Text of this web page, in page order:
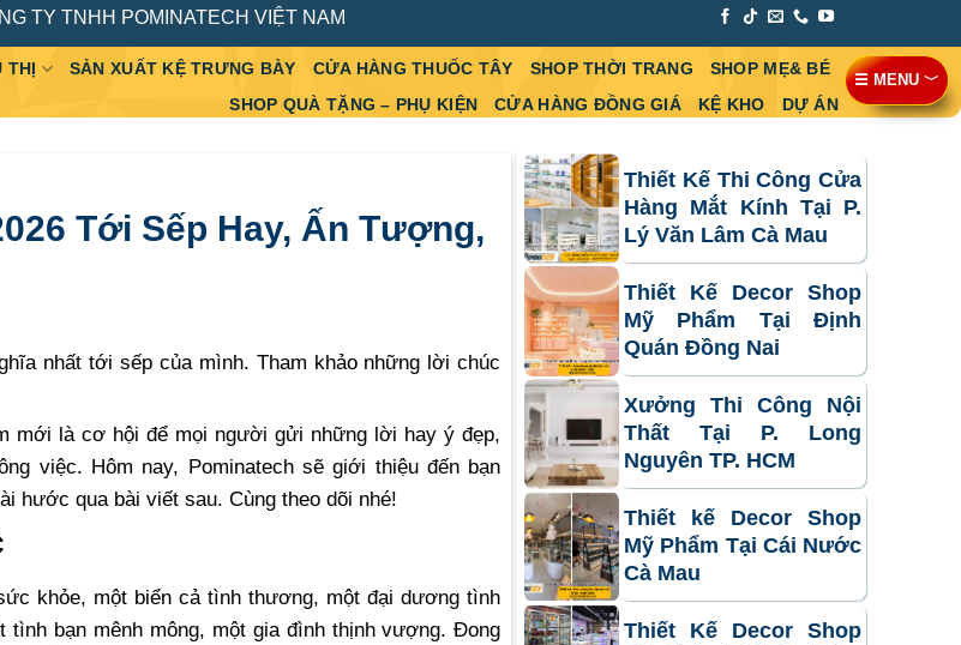
TY TNHH POMINATECH VIỆT NAM
THỊ SẢN XUẤT KỆ TRƯNG BÀY CỬA HÀNG THUỐC TÂY SHOP THỜI TRANG
SHOP MẸ& BÉ
SHOP QUÀ TẶNG – PHỤ KIỆN
CỬA HÀNG ĐỒNG GIÁ KỆ KHO DỰ ÁN
Tới Sếp Hay, Ấn Tượng,
nhất tới sếp của mình. Tham khảo những lời chúc
mới là cơ hội để mọi người gửi những lời hay ý đẹp,
việc. Hôm nay, Pominatech sẽ giới thiệu đến bạn
hước qua bài viết sau. Cùng theo dõi nhé!
khỏe, một biển cả tình thương, một đại dương tình
bạn mênh mông, một gia đình thịnh vượng. Đong
Thiết Kế Thi Công Cửa
Hàng Mắt Kính Tại P.
Lý Văn Lâm Cà Mau
Thiết Kế Decor Shop
Mỹ Phẩm Tại Định
Quán Đồng Nai
Xưởng Thi Công Nội
Thất Tại P. Long
Nguyên TP. HCM
Thiết kế Decor Shop
Mỹ Phẩm Tại Cái Nước
Cà Mau
Thiết Kế Decor Shop
☰ MENU ﹀